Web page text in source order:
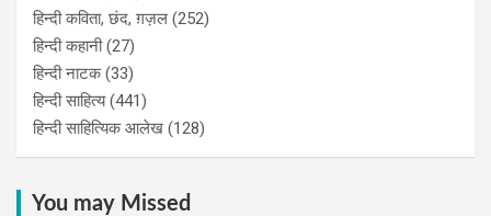
हिन्दी कविता, छंद, ग़ज़ल (252)
हिन्दी कहानी(27)
हिन्‍दी नाटक(33)
हिन्दी साहित्य(441)
हिन्दी साहित्यिक आलेख (128)
You may Missed